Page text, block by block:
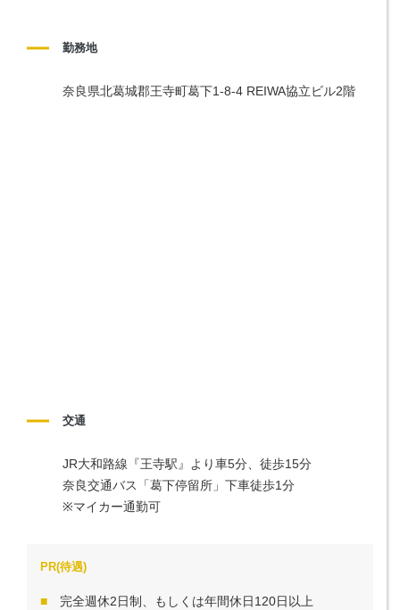
勤務地
奈良県北葛城郡王寺町葛下1-8-4 REIWA協立ビル2階
交通
JR大和路線『王寺駅』より車5分、徒歩15分
奈良交通バス「葛下停留所」下車徒歩1分
※マイカー通勤可
PR(待遇)
完全週休2日制、もしくは年間休日120日以上